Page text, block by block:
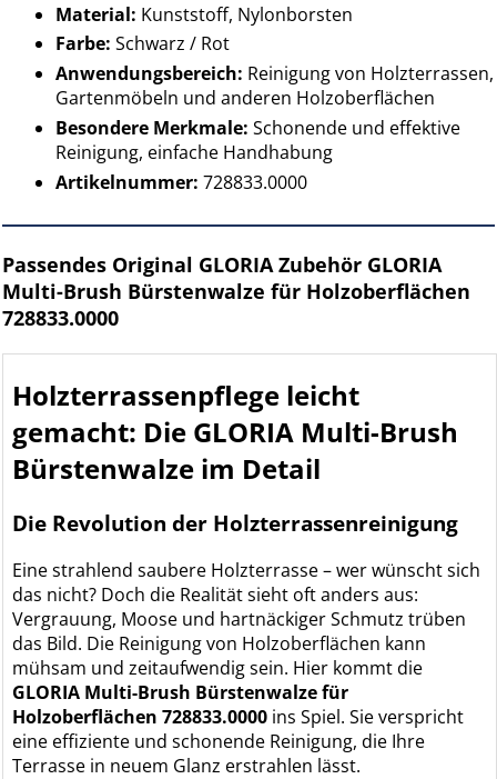
Material: Kunststoff, Nylonborsten
Farbe: Schwarz / Rot
Anwendungsbereich: Reinigung von Holzterrassen,
Gartenmöbeln und anderen Holzoberflächen
Besondere Merkmale: Schonende und effektive
Reinigung, einfache Handhabung
Artikelnummer: 728833.0000
Passendes Original GLORIA Zubehör GLORIA
Multi-Brush Bürstenwalze für Holzoberflächen
728833.0000
Holzterrassenpflege leicht
gemacht: Die GLORIA Multi-Brush
Bürstenwalze im Detail
Die Revolution der Holzterrassenreinigung
Eine strahlend saubere Holzterrasse – wer wünscht sich
das nicht? Doch die Realität sieht oft anders aus:
Vergrauung, Moose und hartnäckiger Schmutz trüben
das Bild. Die Reinigung von Holzoberflächen kann
mühsam und zeitaufwendig sein. Hier kommt die
GLORIA Multi-Brush Bürstenwalze für
Holzoberflächen 728833.0000 ins Spiel. Sie verspricht
eine effiziente und schonende Reinigung, die Ihre
Terrasse in neuem Glanz erstrahlen lässt.